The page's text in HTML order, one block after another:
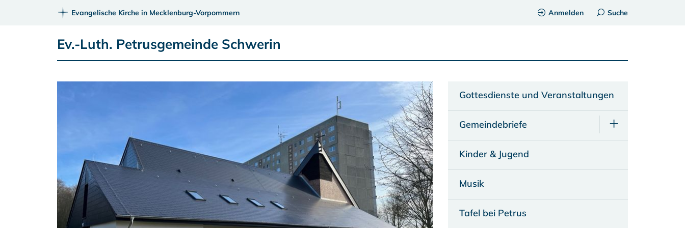
Evangelische Kirche in Mecklenburg-Vorpommern Anmelden Suche
Ev.-Luth. Petrusgemeinde Schwerin
Gottesdienste und Veranstaltungen
Gemeindebriefe
Kinder & Jugend
Musik
Tafel bei Petrus